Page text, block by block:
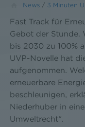
News / 3 Minuten
Fast Track für
Gebot der Stunde.
bis 2030 zu 100%
UVP-Novelle hat
aufgenommen.
erneuerbare
beschleunigen,
Niederhuber in
Umweltrecht“.